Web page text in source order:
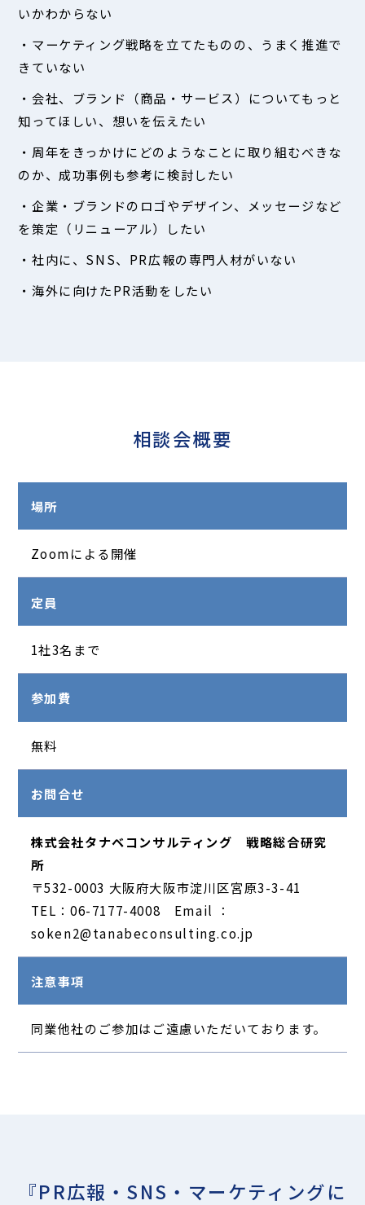
いかわからない
・マーケティング戦略を立てたものの、うまく推進で
きていない
・会社、ブランド（商品・サービス）についてもっと
知ってほしい、想いを伝えたい
・周年をきっかけにどのようなことに取り組むべきな
のか、成功事例も参考に検討したい
・企業・ブランドのロゴやデザイン、メッセージなど
を策定（リニューアル）したい
・社内に、SNS、PR広報の専門人材がいない
・海外に向けたPR活動をしたい
相談会概要
場所
Zoomによる開催
定員
1社3名まで
参加費
無料
お問合せ
株式会社タナベコンサルティング 戦略総合研究
所
〒532-0003 大阪府大阪市淀川区宮原3-3-41
TEL：06-7177-4008 Email ：
soken2@tanabeconsulting.co.jp
注意事項
同業他社のご参加はご遠慮いただいております。
『PR広報・SNS・マーケティングに